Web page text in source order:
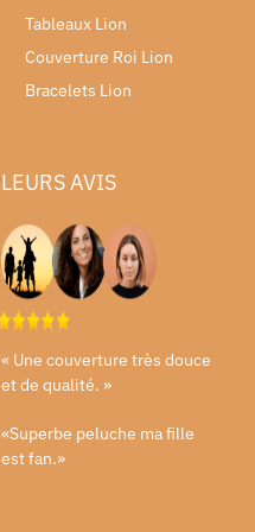
Tableaux Lion
Couverture Roi Lion
Bracelets Lion
LEURS AVIS
« Une couverture très douce
et de qualité. »
«Superbe peluche ma fille
est fan.»